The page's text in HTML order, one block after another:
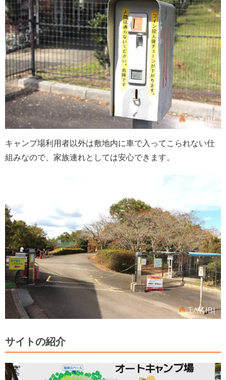
キャンプ場利用者以外は敷地内に車で入ってこられない仕
組みなので、家族連れとしては安心できます。
サイトの紹介